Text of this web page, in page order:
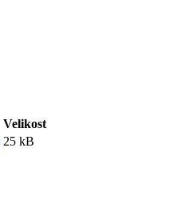
Velikost
25 kB